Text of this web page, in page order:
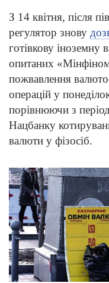
З 14 квітня, після
регулятор знову
готівкову іноземну
опитаних
пожвавлення
операцій у
порівнюючи з
Нацбанку
валюти у фізосіб.